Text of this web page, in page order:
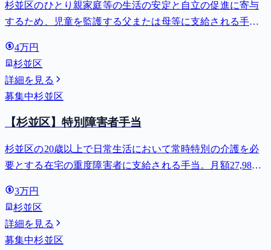
杉並区のひとり親家庭等の生活の安定と自立の促進に寄与
するため、児童を監護する父または母等に支給される手
4万円
杉並区
詳細を見る
募集中杉並区
【杉並区】特別障害者手当
杉並区の20歳以上で日常生活において常時特別の介護を必
要とする在宅の重度障害者に支給される手当。月額27,980
3万円
杉並区
詳細を見る
募集中杉並区